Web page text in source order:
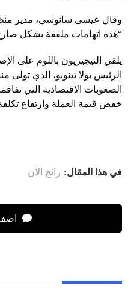
وقال عيسى سانوسي، مدير
“هذه اتهامات ملفقة بشكل
يلقي النيجيريون باللوم على
الصعوبات الاقتصادية التي
خفض قيمة العملة وارتفاع تكلفة
في هذا المقال: رائج الآن